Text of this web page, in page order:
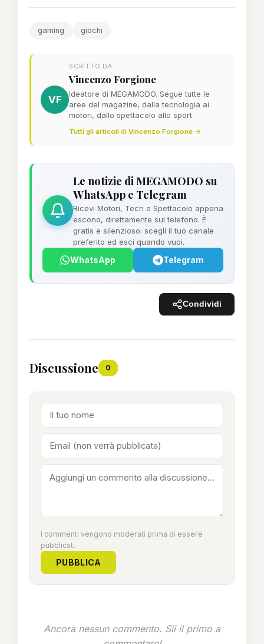
gaming giochi
VF
SCRITTO DA
Vincenzo Forgione
Ideatore di MEGAMODO. Segue tutte le
aree del magazine, dalla tecnologia ai
motori, dallo spettacolo allo sport.
Tutti gli articoli di Vincenzo Forgione →
Le notizie di MEGAMODO su
WhatsApp e Telegram
Ricevi Motori, Tech e Spettacolo appena
escono, direttamente sul telefono. È
gratis e silenzioso: scegli il tuo canale
preferito ed esci quando vuoi.
WhatsApp Telegram
Condividi
Discussione 0
I commenti vengono moderati prima di essere
pubblicati.
PUBBLICA
Ancora nessun commento. Sii il primo a